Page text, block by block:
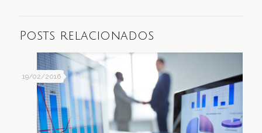
Posts relacionados
19/02/2016